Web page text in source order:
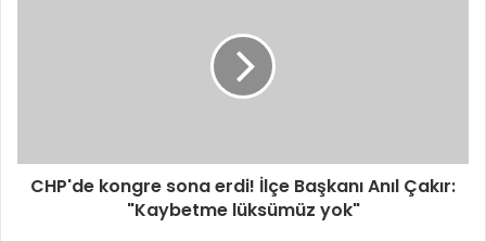
CHP'de kongre sona erdi! İlçe Başkanı Anıl Çakır:
"Kaybetme lüksümüz yok"